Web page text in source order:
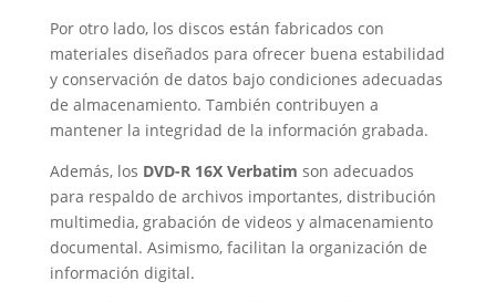
Por otro lado, los discos están fabricados con
materiales diseñados para ofrecer buena estabilidad
y conservación de datos bajo condiciones adecuadas
de almacenamiento. También contribuyen a
mantener la integridad de la información grabada.
Además, los DVD-R 16X Verbatim son adecuados
para respaldo de archivos importantes, distribución
multimedia, grabación de videos y almacenamiento
documental. Asimismo, facilitan la organización de
información digital.